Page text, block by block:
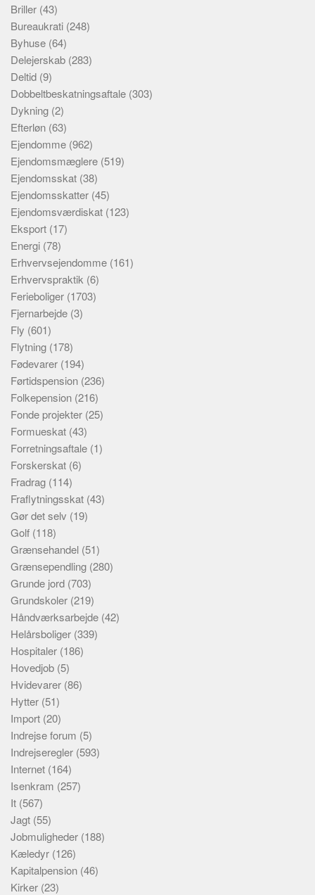
Briller (43)
Bureaukrati (248)
Byhuse (64)
Delejerskab (283)
Deltid (9)
Dobbeltbeskatningsaftale (303)
Dykning (2)
Efterløn (63)
Ejendomme (962)
Ejendomsmæglere (519)
Ejendomsskat (38)
Ejendomsskatter (45)
Ejendomsværdiskat (123)
Eksport (17)
Energi (78)
Erhvervsejendomme (161)
Erhvervspraktik (6)
Ferieboliger (1703)
Fjernarbejde (3)
Fly (601)
Flytning (178)
Fødevarer (194)
Førtidspension (236)
Folkepension (216)
Fonde projekter (25)
Formueskat (43)
Forretningsaftale (1)
Forskerskat (6)
Fradrag (114)
Fraflytningsskat (43)
Gør det selv (19)
Golf (118)
Grænsehandel (51)
Grænsependling (280)
Grunde jord (703)
Grundskoler (219)
Håndværksarbejde (42)
Helårsboliger (339)
Hospitaler (186)
Hovedjob (5)
Hvidevarer (86)
Hytter (51)
Import (20)
Indrejse forum (5)
Indrejseregler (593)
Internet (164)
Isenkram (257)
It (567)
Jagt (55)
Jobmuligheder (188)
Kæledyr (126)
Kapitalpension (46)
Kirker (23)